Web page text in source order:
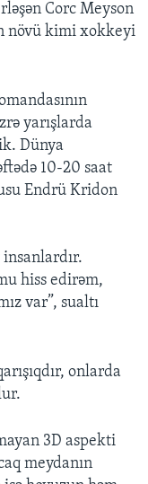
Corc Meyson
növü kimi xokkeyi
yarışlarda
Dünya
10-20 saat
Endrü Kridon
hiss edirəm,
var”, sualtı
onlarda
3D aspekti
meydanın